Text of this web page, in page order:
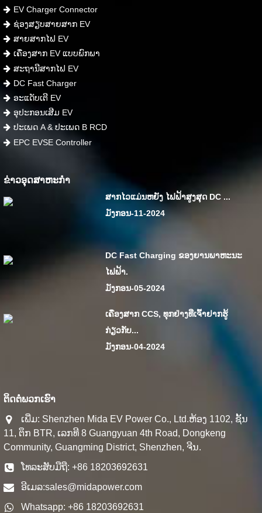
EV Charger Connector
ຊ່ອງສຽບສາຍສາກ EV
ສາຍສາກໄຟ EV
ເຄື່ອງສາກ EV ແບບພົກພາ
ສະຖານີສາກໄຟ EV
DC Fast Charger
ອະແດັບເຕີ EV
ອຸປະກອນເສີມ EV
ປະເພດ A & ປະເພດ B RCD
EPC EVSE Controller
ຂ່າວອຸດສາຫະກໍາ
ສາກໄວແມ່ນຫຍັງ ໄຟຟ້າສູງສຸດ DC ...
ມັງກອນ-11-2024
DC Fast Charging ຂອງຍານພາຫະນະ
ໄຟຟ້າ.
ມັງກອນ-05-2024
ເຄື່ອງສາກ CCS, ທຸກຢ່າງທີ່ເຈົ້າຢາກຮູ້
ກ່ຽວກັບ...
ມັງກອນ-04-2024
ຕິດ​ຕໍ່​ພວກ​ເຮົາ
ເພີ່ມ: Shenzhen Mida EV Power Co., Ltd.ຫ້ອງ 1102, ຊັ້ນ
11, ຕຶກ BTR, ເລກທີ 8 Guangyuan 4th Road, Dongkeng
Community, Guangming District, Shenzhen, ຈີນ.
ໂທລະສັບມືຖື: +86 18203692631
ອີເມລ:sales@midapower.com
Whatsapp: +86 18203692631